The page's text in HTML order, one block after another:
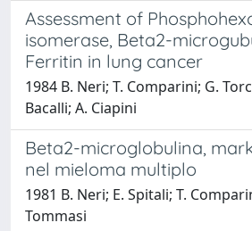
Assessment of
isomerase, Beta2-
Ferritin in lung cancer
1984 B. Neri; T. Comparini; G.
Bacalli; A. Ciapini
Beta2-microglobulina,
nel mieloma multiplo
1981 B. Neri; E. Spitali; T.
Tommasi